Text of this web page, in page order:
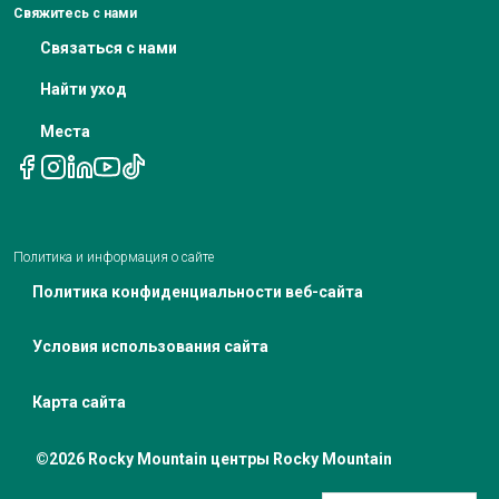
Питание при лечении рака
Телемедицинские назначения
Свяжитесь с нами
Связаться с нами
Найти уход
Места
Политика и информация о сайте
Политика конфиденциальности веб-сайта
Условия использования сайта
Карта сайта
©2026 Rocky Mountain центры Rocky Mountain